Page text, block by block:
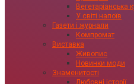
Вегетаріанська
У світі напоїв
Газети і журнали
Компромат
Виставка
Живопис
Новинки моди
Знаменитості
Любовні історії